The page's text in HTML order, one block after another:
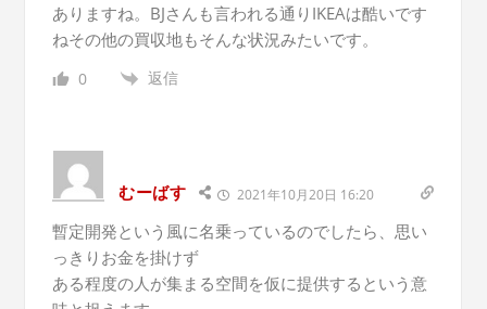
ありますね。BJさんも言われる通りIKEAは酷いです
ねその他の買収地もそんな状況みたいです。
0 返信
むーばす 2021年10月20日 16:20
暫定開発という風に名乗っているのでしたら、思い
っきりお金を掛けず
ある程度の人が集まる空間を仮に提供するという意